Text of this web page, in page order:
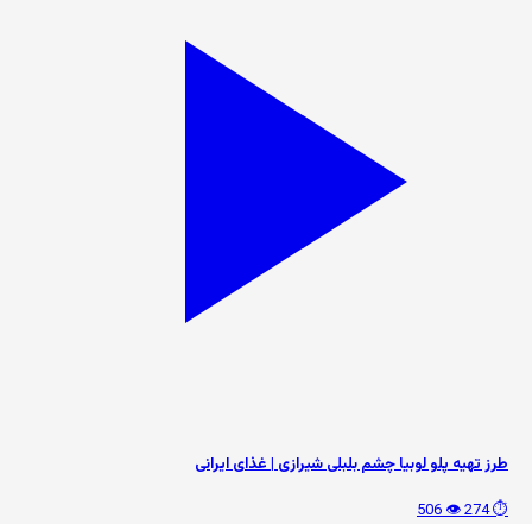
طرز تهیه پلو لوبیا چشم بلبلی شیرازی | غذای ایرانی
⏱️ 274
👁️ 506